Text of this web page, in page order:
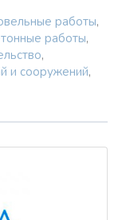
работы,
работы,
,
и сооружений,